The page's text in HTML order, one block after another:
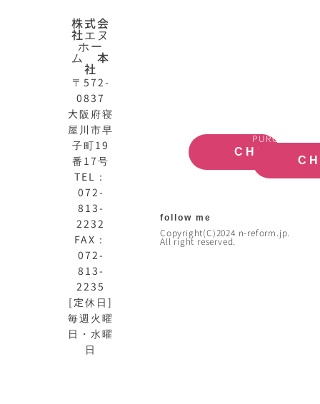
株式会
社エヌ
ホー
ム 本
社
〒572-
0837
大阪府寝
屋川市早
子町19
番17号
TEL：
072-
813-
2232
FAX：
072-
813-
2235
[定休日]
毎週火曜
日・水曜
日
CHECK
PURCHASE
follow me
Copyright(C)2024 n-reform.jp.
All right reserved.